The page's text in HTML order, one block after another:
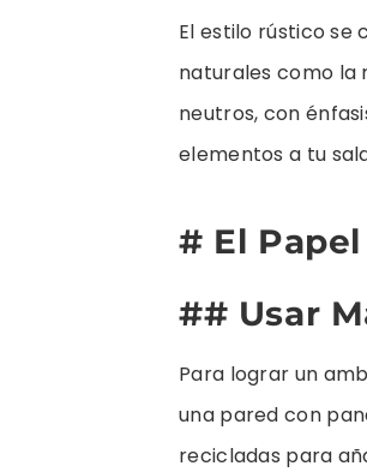
El estilo rústico se
naturales como la
neutros, con
elementos a tu
# El
## Usar
Para lograr un
una pared con
recicladas para